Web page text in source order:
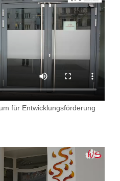
für Entwicklungsförderung